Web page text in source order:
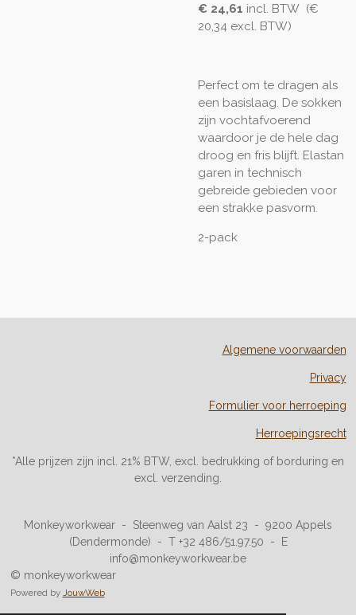
€ 24,61 incl. BTW (€
20,34 excl. BTW)
Perfect om te dragen als
een basislaag. De sokken
zijn vochtafvoerend
waardoor je de hele dag
droog en fris blijft. Elastan
garen in technisch
gebreide gebieden voor
een strakke pasvorm.
2-pack
Algemene voorwaarden
Privacy
Formulier voor herroeping
Herroepingsrecht
*Alle prijzen zijn incl. 21% BTW, excl. bedrukking of borduring en
excl. verzending.
Monkeyworkwear - Steenweg van Aalst 23 - 9200 Appels
(Dendermonde) - T +32 486/51.97.50 - E
info@monkeyworkwear.be
© monkeyworkwear
Powered by JouwWeb